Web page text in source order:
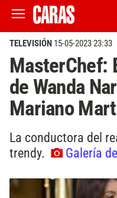
TELEVISIÓN 15-05-2023 23:33
MasterChef:
de Wanda
Mariano
La conductora del
trendy.
Galería